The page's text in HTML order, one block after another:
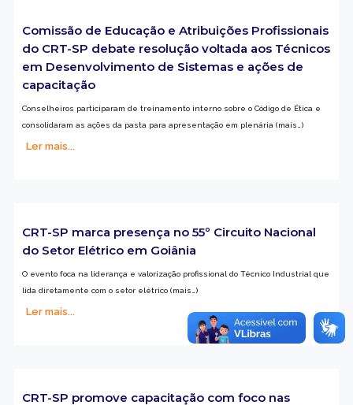
Comissão de Educação e Atribuições Profissionais
do CRT-SP debate resolução voltada aos Técnicos
em Desenvolvimento de Sistemas e ações de
capacitação
Conselheiros participaram de treinamento interno sobre o Código de Ética e
consolidaram as ações da pasta para apresentação em plenária (mais…)
Ler mais...
CRT-SP marca presença no 55º Circuito Nacional
do Setor Elétrico em Goiânia
O evento foca na liderança e valorização profissional do Técnico Industrial que
lida diretamente com o setor elétrico (mais…)
Ler mais...
CRT-SP promove capacitação com foco nas